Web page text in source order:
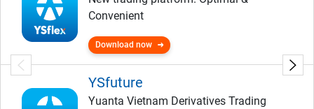
Convenient
Download now
YSfuture
Yuanta Vietnam Derivatives Trading